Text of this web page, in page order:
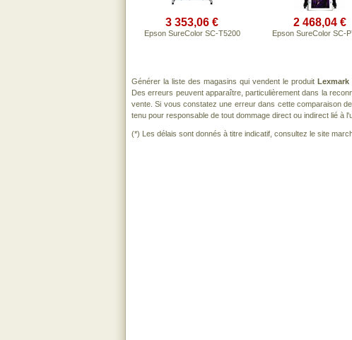
3 353,06 €
Epson SureColor SC-T5200
2 468,04 €
Epson SureColor SC-
Générer la liste des magasins qui vendent le produit Lexmark
Des erreurs peuvent apparaître, particulièrement dans la
vente. Si vous constatez une erreur dans cette comparaison
tenu pour responsable de tout dommage direct ou indirect lié à
(*) Les délais sont donnés à titre indicatif, consultez le site